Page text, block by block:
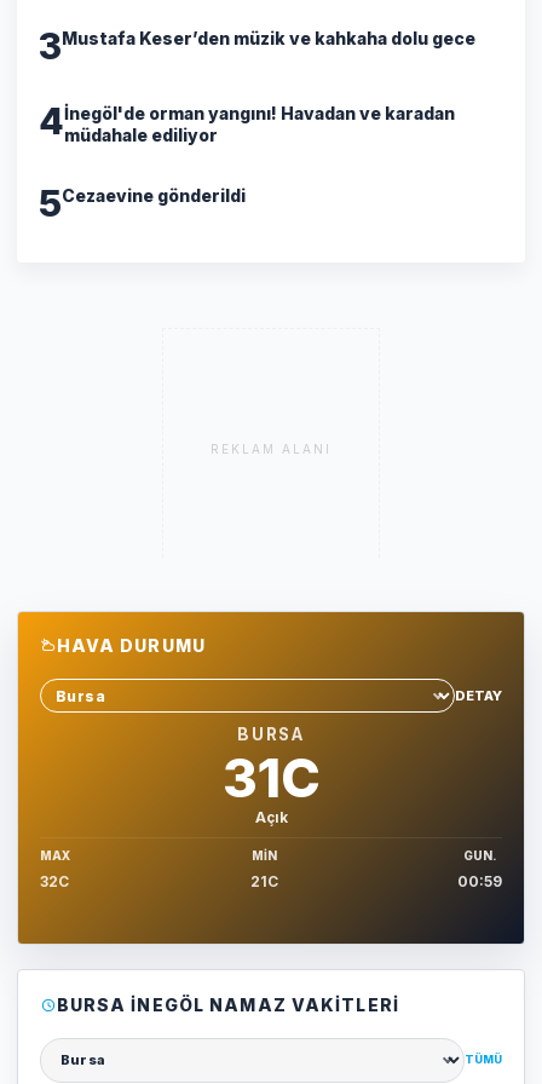
3Mustafa Keser’den müzik ve kahkaha dolu gece
4İnegöl'de orman yangını! Havadan ve karadan
müdahale ediliyor
5Cezaevine gönderildi
REKLAM ALANI
HAVA DURUMU
Sehir sec
DETAY
BURSA
31C
Açık
MAX
32C
MIN
21C
GUN.
00:59
BURSA İNEGÖL NAMAZ VAKITLERI
Şehir seçin
TÜMÜ